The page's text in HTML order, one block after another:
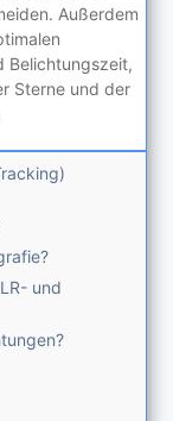
Außerdem
Belichtungszeit,
Sterne und der
und